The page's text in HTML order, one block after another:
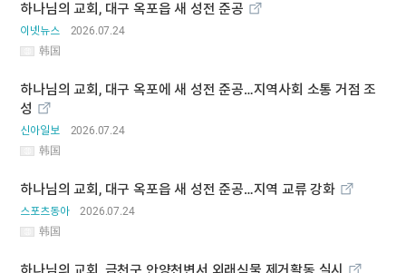
하나님의 교회, 대구 옥포읍 새 성전 준공
이넷뉴스
韩国
2026.07.24
하나님의 교회, 대구 옥포에 새 성전 준공…지역사회 소통 거점 조
성
신아일보
韩国
2026.07.24
하나님의 교회, 대구 옥포읍 새 성전 준공…지역 교류 강화
스포츠동아
韩国
2026.07.24